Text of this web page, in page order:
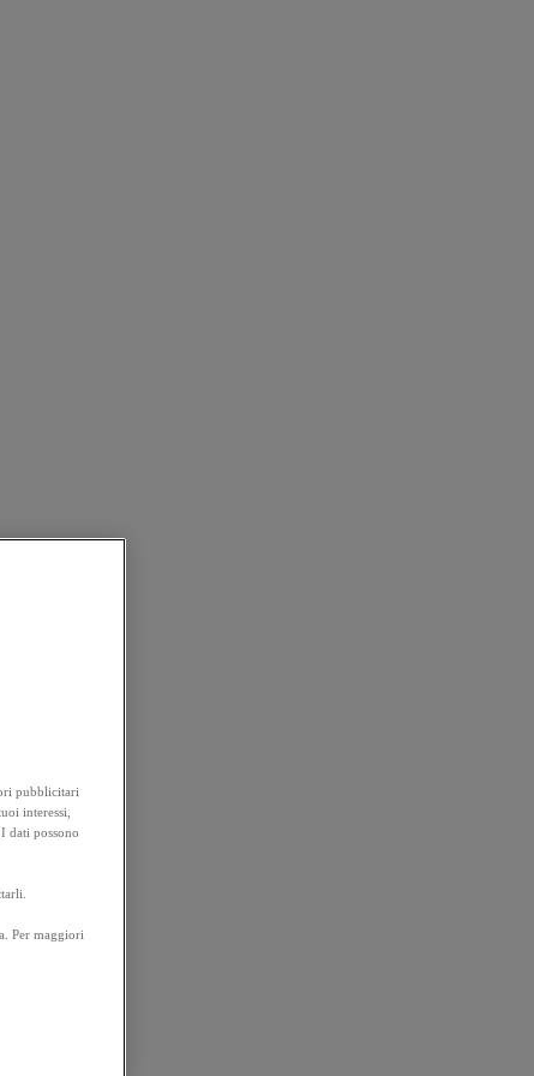
pubblicitari
interessi,
dati possono
Per maggiori